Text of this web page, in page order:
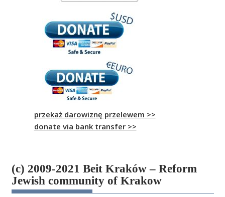
przekaż darowiznę przelewem >>
donate via bank transfer >>
(c) 2009-2021 Beit Kraków – Reform
Jewish community of Krakow